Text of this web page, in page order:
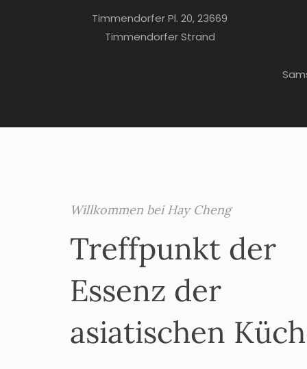
Timmendorfer Pl. 20, 23669
Timmendorfer Strand
Willkommen bei Hay Cheng
Treffpunkt der
Essenz der
asiatischen